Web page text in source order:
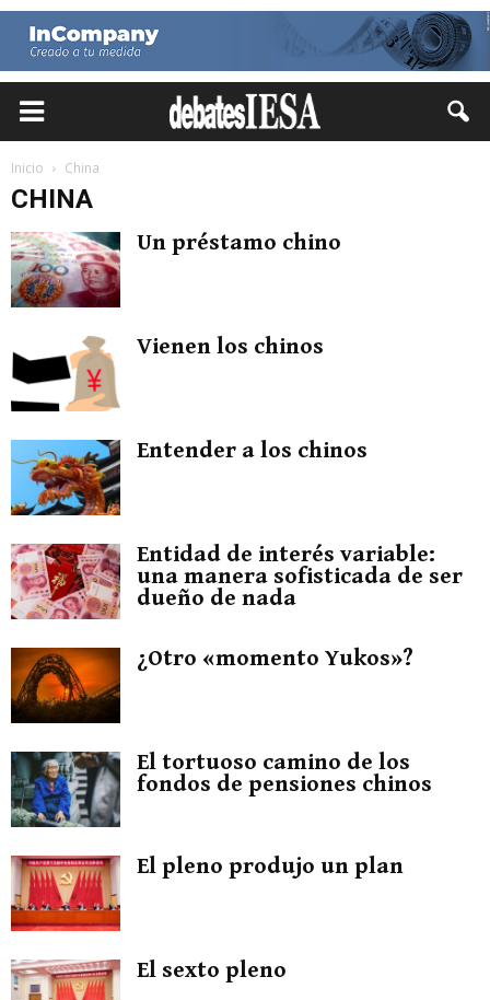
Inicio China
CHINA
Un préstamo chino
Vienen los chinos
Entender a los chinos
Entidad de interés variable:
una manera sofisticada de ser
dueño de nada
¿Otro «momento Yukos»?
El tortuoso camino de los
fondos de pensiones chinos
El pleno produjo un plan
El sexto pleno